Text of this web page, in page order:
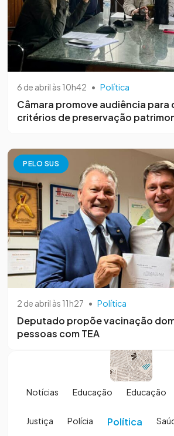
6 de abril às 10h42 • Política
Câmara promove audiência para
critérios de preservação
PELO SUS
2 de abril às 11h27 • Política
Deputado propõe vacinação
pessoas com TEA
Notícias Educação Educação
Justiça Polícia Política